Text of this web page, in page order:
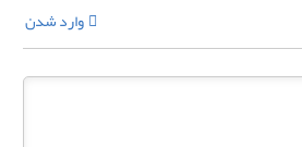
وارد شدن